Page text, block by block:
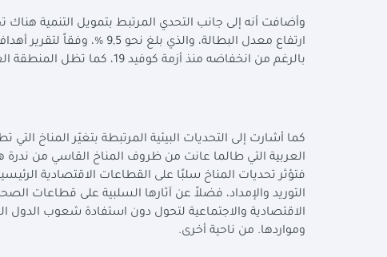
وأضافت أنه إلى جانب التحدي المرتبط بتمويل التنمية هناك
بالرغم من انخفاضه منذ أزمة كوفيد 19، كما تظل المنطقة العربية تشهد أعلى معدل لبطالة الشباب، خاصةً بين الإناث.
كما أشارت إلى التحديات البيئية المرتبطة بتغيّر المناخ
العربية التي طالما عانت من ظروف المناخ القاسي من ندرة
فتؤثر تحديات المناخ سلبًا على القطاعات الاقتصادية
التوريد والإمداد، فضلاً عن آثارها السلبية على قطاعات
الاقتصادية والاجتماعية لتحول دون استفادة شعوب الدول
ومواردها. من ناحية أخرى.